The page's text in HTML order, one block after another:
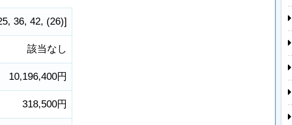
, 36, 42, (26)]
該当なし
10,196,400円
318,500円